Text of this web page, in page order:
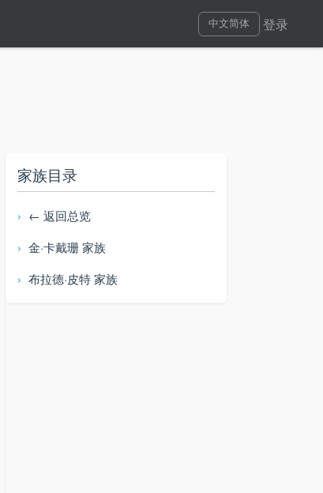
中文简体 登录
家族目录
← 返回总览
金·卡戴珊 家族
布拉德·皮特 家族